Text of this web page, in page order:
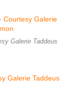
Galerie Taddeus